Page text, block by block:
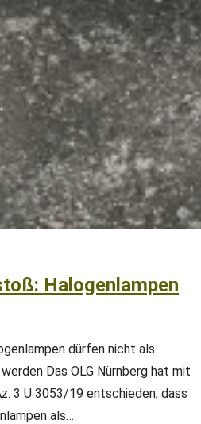
Halogenlampen
dürfen nicht als
Das OLG Nürnberg hat mit
3 U 3053/19 entschieden, dass
als…